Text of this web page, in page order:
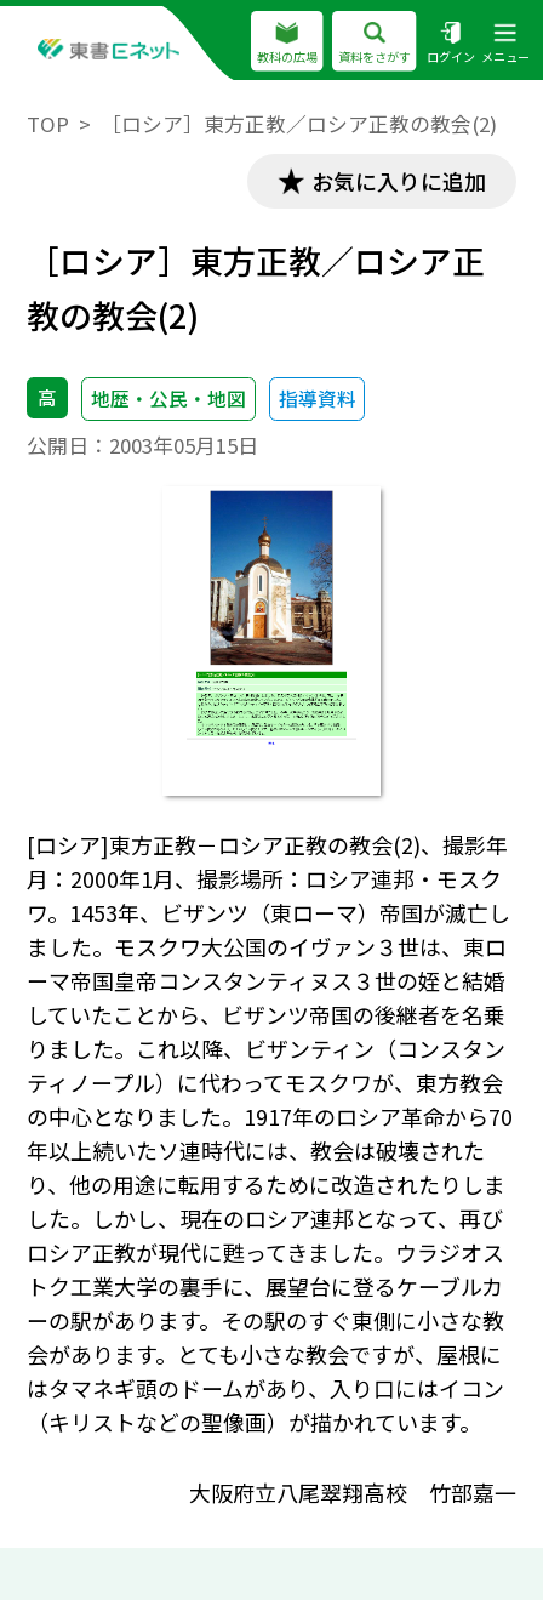
教科の広場 資料をさがす ログイン メニュー
TOP ［ロシア］東方正教／ロシア正教の教会(2)
お気に入りに追加
［ロシア］東方正教／ロシア正
教の教会(2)
高 地歴・公民・地図 指導資料
公開日： 2003年05月15日
[ロシア]東方正教－ロシア正教の教会(2)、撮影年
月：2000年1月、撮影場所：ロシア連邦・モスク
ワ。1453年、ビザンツ（東ローマ）帝国が滅亡し
ました。モスクワ大公国のイヴァン３世は、東ロ
ーマ帝国皇帝コンスタンティヌス３世の姪と結婚
していたことから、ビザンツ帝国の後継者を名乗
りました。これ以降、ビザンティン（コンスタン
ティノープル）に代わってモスクワが、東方教会
の中心となりました。1917年のロシア革命から70
年以上続いたソ連時代には、教会は破壊された
り、他の用途に転用するために改造されたりしま
した。しかし、現在のロシア連邦となって、再び
ロシア正教が現代に甦ってきました。ウラジオス
トク工業大学の裏手に、展望台に登るケーブルカ
ーの駅があります。その駅のすぐ東側に小さな教
会があります。とても小さな教会ですが、屋根に
はタマネギ頭のドームがあり、入り口にはイコン
（キリストなどの聖像画）が描かれています。
大阪府立八尾翠翔高校 竹部嘉一